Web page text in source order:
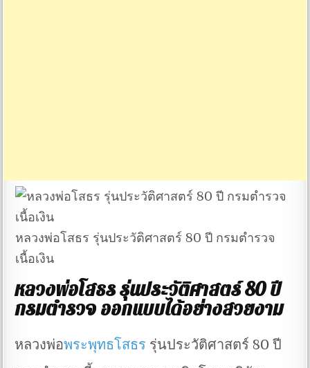
หลวงพ่อโสธร รุ่นประวัติศาสตร์ 80 ปี กรมตำรวจ
เนื้อเงิน
หลวงพ่อโสธร รุ่นประวัติศาสตร์ 80 ปี
กรมตำรวจ ออกแบบได้อย่างสวยงาม
หลวงพ่อพระพุทธโสธร รุ่นประวัติศาสตร์ 80 ปี